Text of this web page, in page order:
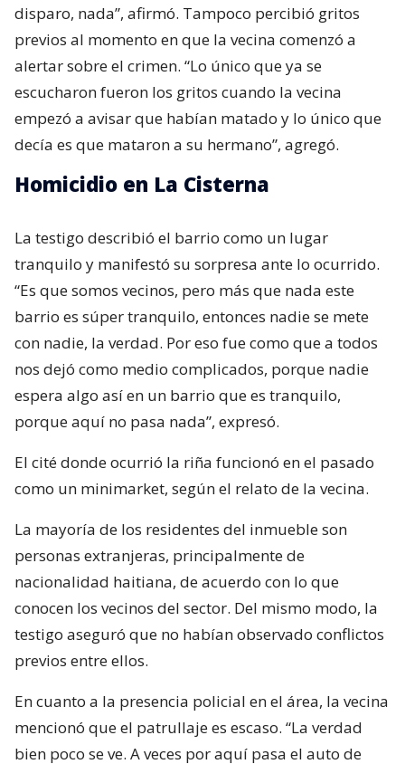
disparo, nada”, afirmó. Tampoco percibió gritos
previos al momento en que la vecina comenzó a
alertar sobre el crimen. “Lo único que ya se
escucharon fueron los gritos cuando la vecina
empezó a avisar que habían matado y lo único que
decía es que mataron a su hermano”, agregó.
Homicidio en La Cisterna
La testigo describió el barrio como un lugar
tranquilo y manifestó su sorpresa ante lo ocurrido.
“Es que somos vecinos, pero más que nada este
barrio es súper tranquilo, entonces nadie se mete
con nadie, la verdad. Por eso fue como que a todos
nos dejó como medio complicados, porque nadie
espera algo así en un barrio que es tranquilo,
porque aquí no pasa nada”, expresó.
El cité donde ocurrió la riña funcionó en el pasado
como un minimarket, según el relato de la vecina.
La mayoría de los residentes del inmueble son
personas extranjeras, principalmente de
nacionalidad haitiana, de acuerdo con lo que
conocen los vecinos del sector. Del mismo modo, la
testigo aseguró que no habían observado conflictos
previos entre ellos.
En cuanto a la presencia policial en el área, la vecina
mencionó que el patrullaje es escaso. “La verdad
bien poco se ve. A veces por aquí pasa el auto de